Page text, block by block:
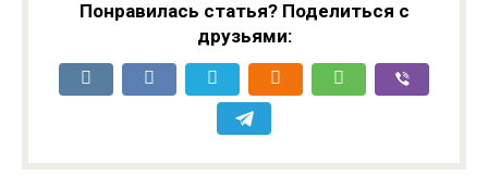
Понравилась статья? Поделиться с
друзьями: